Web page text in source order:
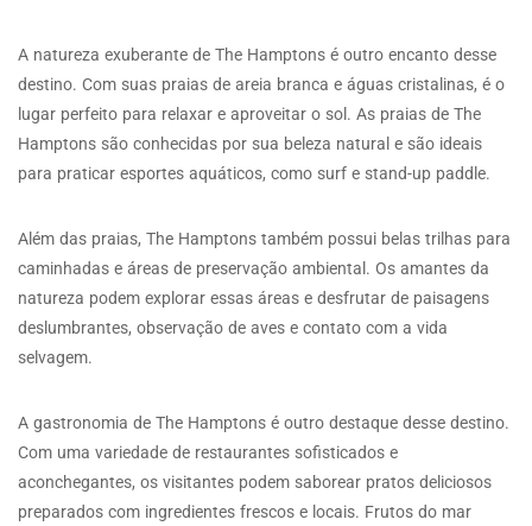
A natureza exuberante de The Hamptons é outro encanto desse
destino. Com suas praias de areia branca e águas cristalinas, é o
lugar perfeito para relaxar e aproveitar o sol. As praias de The
Hamptons são conhecidas por sua beleza natural e são ideais
para praticar esportes aquáticos, como surf e stand-up paddle.
Além das praias, The Hamptons também possui belas trilhas para
caminhadas e áreas de preservação ambiental. Os amantes da
natureza podem explorar essas áreas e desfrutar de paisagens
deslumbrantes, observação de aves e contato com a vida
selvagem.
A gastronomia de The Hamptons é outro destaque desse destino.
Com uma variedade de restaurantes sofisticados e
aconchegantes, os visitantes podem saborear pratos deliciosos
preparados com ingredientes frescos e locais. Frutos do mar